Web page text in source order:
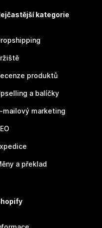
kategorie
produktů
a balíčky
mailový marketing
a překlad